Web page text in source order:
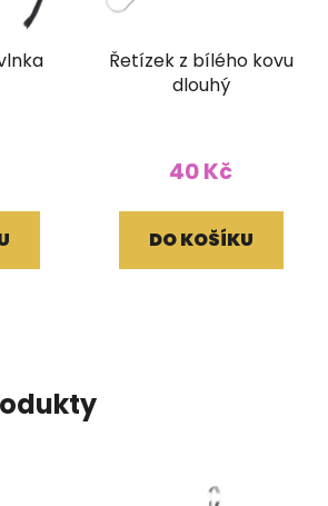
Řetízek z bílého kovu
dlouhý
40 Kč
DO KOŠÍKU